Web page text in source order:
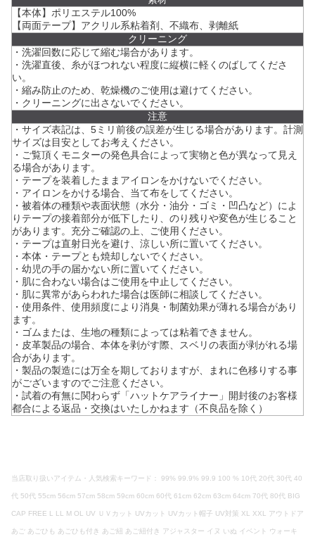
【本体】ポリエステル100%
【両面テープ】アクリル系粘着剤、不織布、剥離紙
クリーニング
・洗濯回数に応じて縮む場合があります。
・洗濯直後、糸がほつれない程度に縦横に軽くのばしてくださ
い。
・縮み防止のため、乾燥機のご使用は避けてください。
・クリーニングに出さないでください。
注意
・サイズ表記は、5ミリ前後の誤差が生じる場合があります。計測
サイズは目安としてお考えください。
・ご覧頂くモニターの発色具合によって実物と色が異なって見え
る場合があります。
・テープを装着したままアイロンをかけないでください。
・アイロンをかける場合、当て布をしてください。
・被着体の種類や表面状態（水分・油分・ゴミ・凹凸など）によ
りテープの接着部分が低下したり、のり残りや変色が生じること
があります。充分ご確認の上、ご使用ください。
・テープは直射日光を避け、涼しい所に置いてください。
・本体・テープとも焼却しないでください。
・幼児の手の届かない所に置いてください。
・肌に合わない場合はご使用を中止してください。
・肌に異常があらわれた場合は医師に相談してください。
・使用条件、使用頻度により消臭・制菌効果が薄れる場合があり
ます。
・ゴムまたは、生地の種類によっては粘着できません。
・皮革製品の場合、本体を剥がす際、スベリの表面が剥がれる場
合があります。
・製品の製造には万全を期しておりますが、まれに色移りする事
がございますのでご注意ください。
・試着の有無に関わらず「ハットケアライナー」開封後のお客様
都合による返品・交換はいたしかねます（不良品を除く）
当店取り扱いアイテム・人気検索キーワード： 99% 99.9% 99.9 100 % 10代 20代 30代 40
代 50代 55cm 56cm 57cm 58cm 59cm 60cm 60代 61cm 62cm 63cm 64cm 70代 80代 BIG
CAP FREE L LL M OL UV ＵＶカット UVカット UVカット帽子 UV対策 XL XXL アウトドア
あご あごひも あごひも付き あご紐 あご紐付き アジャスター イヌ いぬ イベント ウォーキ